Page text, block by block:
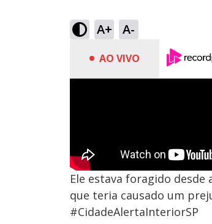
A+ A-
AO VIVO
Ele estava foragido
que teria causado um
#CidadeAlertaInteriorSP